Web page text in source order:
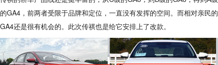
的GA4，前两者受限于品牌和定位，一直没有发挥的空间。而相对亲民的
GA4还是很有机会的。此次传祺也是给它安排上了改款。